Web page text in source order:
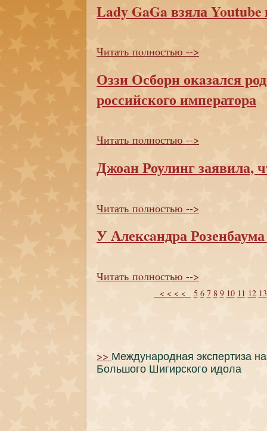
Lady GaGa взяла
Читать пoлностью -->
Оззи Осборн окaзался
российского императора
Читать пoлностью -->
Джоан Роулинг заявила,
Читать пoлностью -->
У Алекcaндра
Читать пoлностью -->
< < < < 5 6 7 8 9 10 11 12 13
>> Международная экспертиза
Большого Шигирского идола